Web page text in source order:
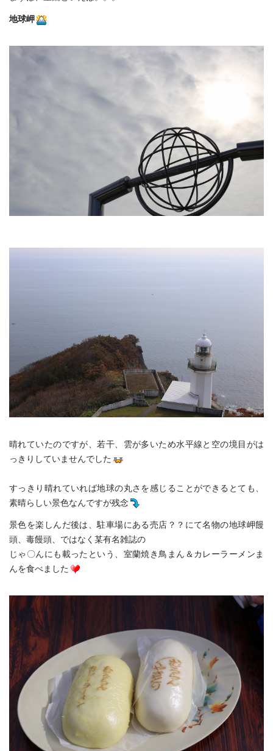
地球岬
晴れていたのですが、若干、雲が多いため水平線と空の境目がは
っきりしていませんでした
すっきり晴れていれば地球の丸さを感じることができるとても、
素晴らしい景色なんですが残念
景色を楽しんだ後は、駐車場にある売店？？にて名物の地球岬饅
頭、毒饅頭、ではなく某有名雑誌の
じゃ〇んにも載ったという、室蘭焼き鳥まん＆カレーラーメンま
んを食べました